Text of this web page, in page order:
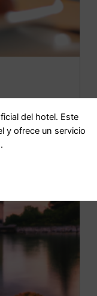
del hotel. Este
y ofrece un servicio